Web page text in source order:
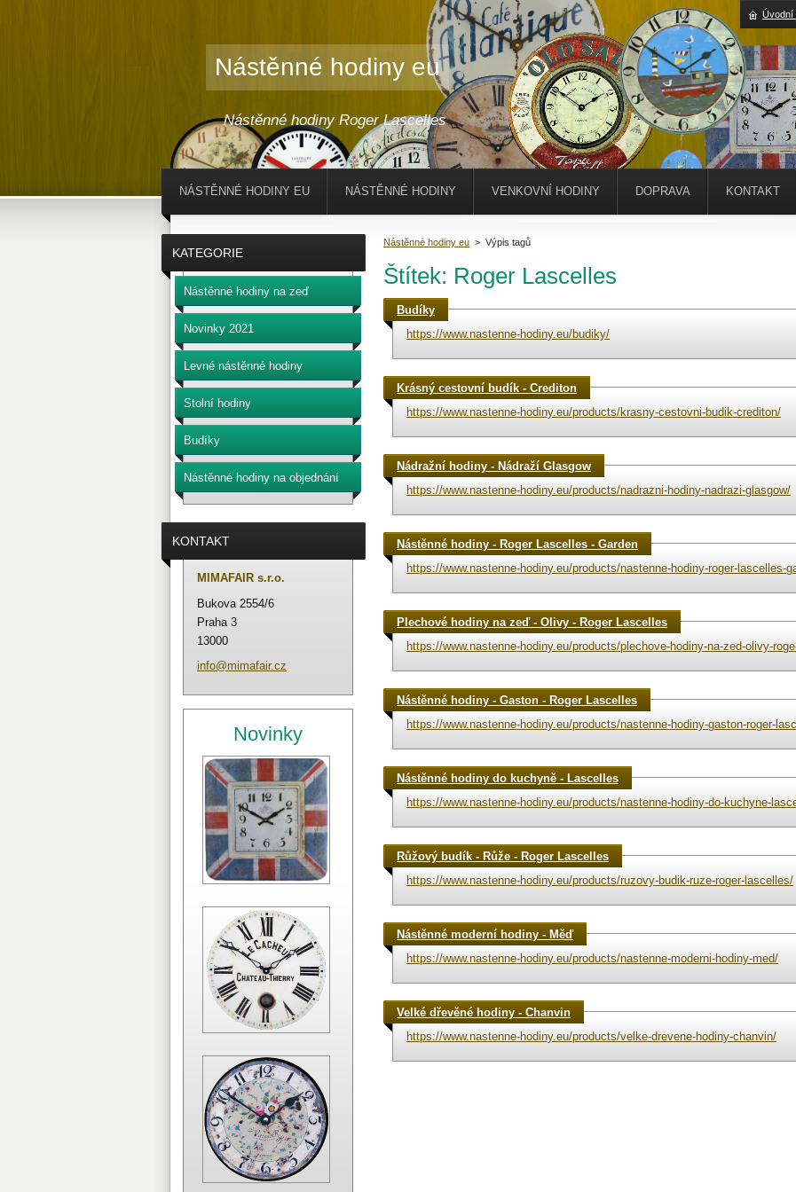
Nástěnné hodiny eu
Nástěnné hodiny Roger Lascelles
Nástěnné hodiny eu > Výpis tagů
Štítek: Roger Lascelles
Budíky
https://www.nastenne-hodiny.eu/budiky/
Krásný cestovní budík - Crediton
https://www.nastenne-hodiny.eu/products/krasny-cestovni-budik-crediton/
Nádražní hodiny - Nádraží Glasgow
https://www.nastenne-hodiny.eu/products/nadrazni-hodiny-nadrazi-glasgow/
Nástěnné hodiny - Roger Lascelles - Garden
https://www.nastenne-hodiny.eu/products/nastenne-hodiny-roger-lascelles-
Plechové hodiny na zeď - Olivy - Roger Lascelles
https://www.nastenne-hodiny.eu/products/plechove-hodiny-na-zed-olivy-
Nástěnné hodiny - Gaston - Roger Lascelles
https://www.nastenne-hodiny.eu/products/nastenne-hodiny-gaston-roger-
Nástěnné hodiny do kuchyně - Lascelles
https://www.nastenne-hodiny.eu/products/nastenne-hodiny-do-kuchyne-
Růžový budík - Růže - Roger Lascelles
https://www.nastenne-hodiny.eu/products/ruzovy-budik-ruze-roger-lascelles/
Nástěnné moderní hodiny - Měď
https://www.nastenne-hodiny.eu/products/nastenne-moderni-hodiny-med/
Velké dřevěné hodiny - Chanvin
https://www.nastenne-hodiny.eu/products/velke-drevene-hodiny-chanvin/
KATEGORIE
Nástěnné hodiny na zeď
Novinky 2021
Levné nástěnné hodiny
Stolní hodiny
Budíky
Nástěnné hodiny na objednání
KONTAKT
MIMAFAIR s.r.o.
Bukova 2554/6
Praha 3
13000
info@mimafair.cz
Novinky
NÁSTĚNNÉ HODINY EU NÁSTĚNNÉ HODINY VENKOVNÍ HODINY DOPRAVA KONTAKT
Úvodní